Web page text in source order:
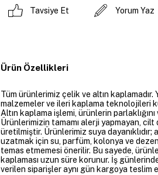
Tavsiye Et Yorum Yaz
Ürün Özellikleri
Tüm ürünlerimiz çelik ve altın
malzemeler ve ileri kaplama teknolojileri
Altın kaplama işlemi, ürünlerin parlaklığını
Ürünlerimizin tamamı alerji yapmayan,
üretilmiştir. Ürünlerimiz suya dayanıklıdır;
uzatmak için su, parfüm, kolonya ve
temas etmemesi önerilir. Bu sayede,
kaplaması uzun süre korunur. İş
verilen siparişler aynı gün kargoya teslim